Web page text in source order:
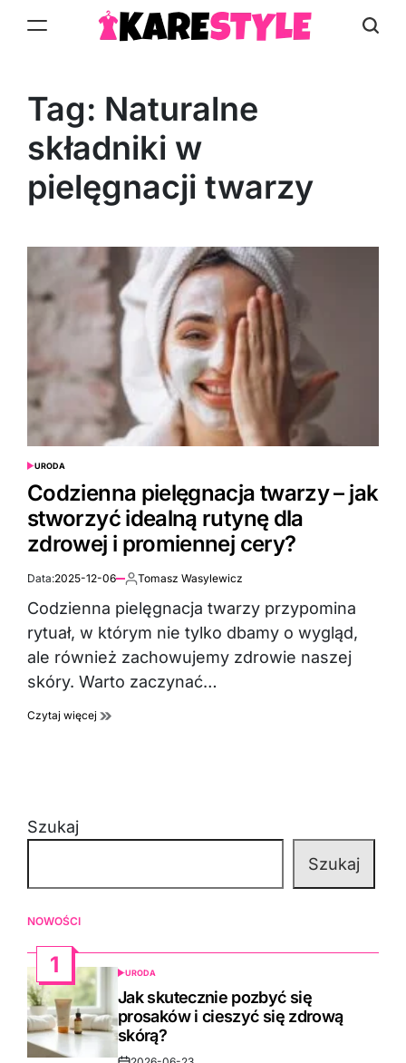
Tag: Naturalne
składniki w
pielęgnacji twarzy
POSTED
IN
URODA
Codzienna pielęgnacja twarzy – jak
stworzyć idealną rutynę dla
zdrowej i promiennej cery?
Data:2025-12-06 Autor:
Tomasz Wasylewicz
Codzienna pielęgnacja twarzy przypomina
rytuał, w którym nie tylko dbamy o wygląd,
ale również zachowujemy zdrowie naszej
skóry. Warto zaczynać…
Czytaj więcej
Szukaj
Szukaj
NOWOŚCI
1
POSTED
IN
URODA
Jak skutecznie pozbyć się
prosaków i cieszyć się zdrową
skórą?